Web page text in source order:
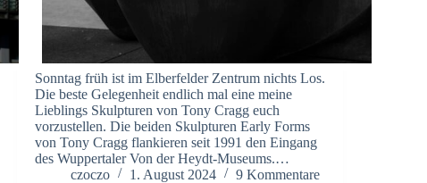
Sonntag früh ist im Elberfelder Zentrum nichts Los.
Die beste Gelegenheit endlich mal eine meine
Lieblings Skulpturen von Tony Cragg euch
vorzustellen. Die beiden Skulpturen Early Forms
von Tony Cragg flankieren seit 1991 den Eingang
des Wuppertaler Von der Heydt-Museums.…
czoczo
1. August 2024 9 Kommentare